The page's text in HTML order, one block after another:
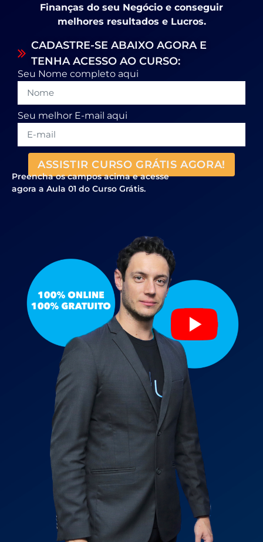
Finanças do seu Negócio e conseguir
melhores resultados e Lucros.
CADASTRE-SE ABAIXO AGORA E
TENHA ACESSO AO CURSO:
Seu Nome completo aqui
Seu melhor E-mail aqui
ASSISTIR CURSO GRÁTIS AGORA!
Preencha os campos acima e acesse
agora a Aula 01 do Curso Grátis.